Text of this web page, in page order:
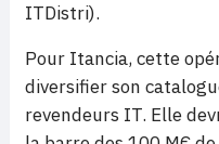
ITDistri).
Pour Itancia, cette
diversifier son
revendeurs IT. Elle